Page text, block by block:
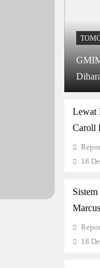
Lewat
Caroll
18
18